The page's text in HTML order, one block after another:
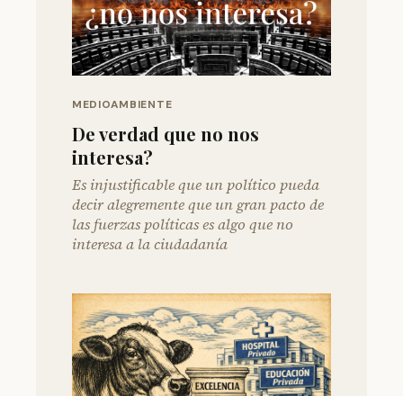
MEDIOAMBIENTE
De verdad que no nos
interesa?
Es injustificable que un político pueda
decir alegremente que un gran pacto de
las fuerzas políticas es algo que no
interesa a la ciudadanía